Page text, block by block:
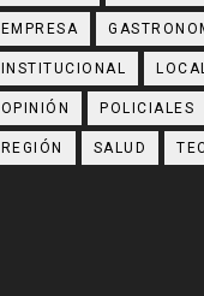
EMPRESA
INSTITUCIONAL
OPINIÓN POLICIALES
REGIÓN SALUD